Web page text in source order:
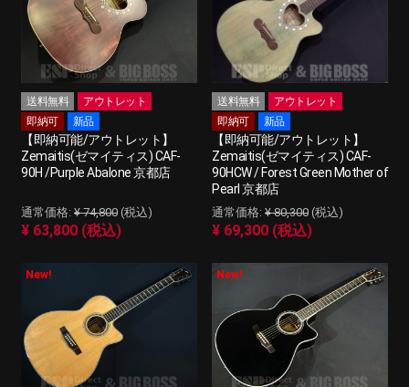
送料無料
アウトレット
即納可
新品
【即納可能/アウトレット】
Zemaitis(ゼマイティス) CAF-
90H /Purple Abalone 京都店
¥ 74,800 (税込)
¥ 63,800 (税込)
送料無料
アウトレット
即納可
新品
【即納可能/アウトレット】
Zemaitis(ゼマイティス) CAF-
90HCW / Forest Green Mother of
Pearl 京都店
¥ 80,300 (税込)
¥ 69,300 (税込)
New! New!